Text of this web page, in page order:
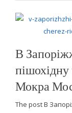
В
пішохідну
Мокра
The post В